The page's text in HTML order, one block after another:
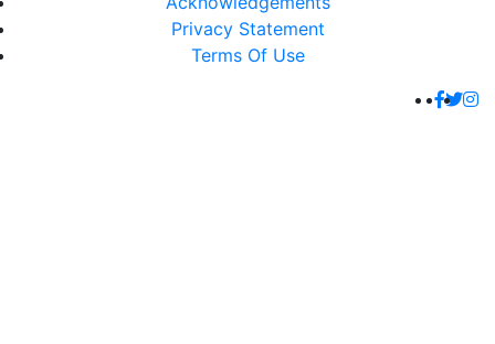
Privacy Statement
Terms Of Use